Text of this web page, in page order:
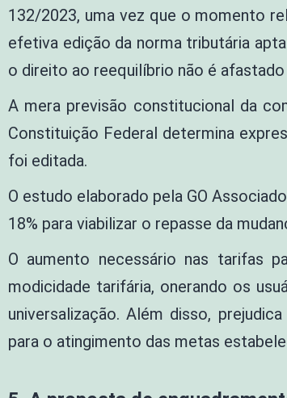
132/2023, uma vez que o momento
efetiva edição da norma tributária
o direito ao reequilíbrio não é
A mera previsão constitucional da
Constituição Federal determina
foi editada.
O estudo elaborado pela GO
18% para viabilizar o repasse da
O aumento necessário nas tarifas
modicidade tarifária, onerando os
universalização. Além disso,
para o atingimento das metas